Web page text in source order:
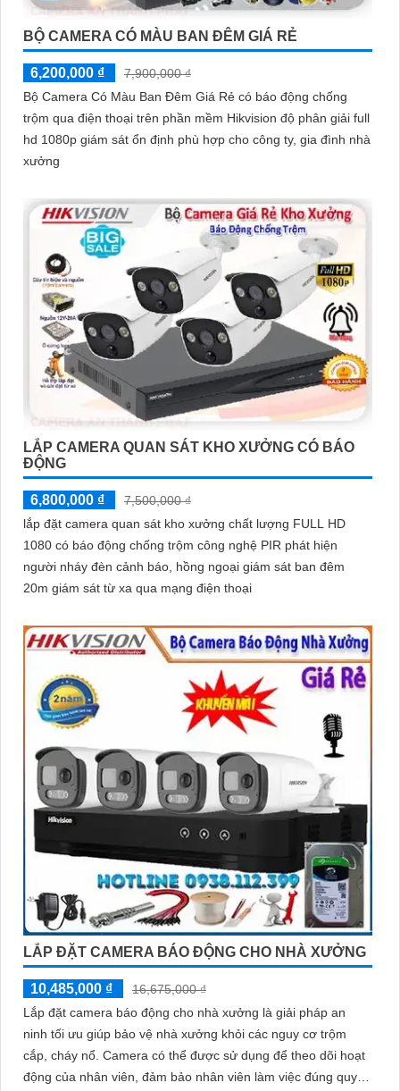
BỘ CAMERA CÓ MÀU BAN ĐÊM GIÁ RẺ
6,200,000 ₫
7,900,000 ₫
Bộ Camera Có Màu Ban Đêm Giá Rẻ có báo động chống
trộm qua điện thoại trên phần mềm Hikvision độ phân giải full
hd 1080p giám sát ổn định phù hợp cho công ty, gia đình nhà
xưởng
LẮP CAMERA QUAN SÁT KHO XƯỞNG CÓ BÁO
ĐỘNG
6,800,000 ₫
7,500,000 ₫
lắp đặt camera quan sát kho xưởng chất lượng FULL HD
1080 có báo động chống trộm công nghệ PIR phát hiện
người nháy đèn cảnh báo, hồng ngoại giám sát ban đêm
20m giám sát từ xa qua mạng điện thoại
LẮP ĐẶT CAMERA BÁO ĐỘNG CHO NHÀ XƯỞNG
10,485,000 ₫
16,675,000 ₫
Lắp đặt camera báo động cho nhà xưởng là giải pháp an
ninh tối ưu giúp bảo vệ nhà xưởng khỏi các nguy cơ trộm
cắp, cháy nổ. Camera có thể được sử dụng để theo dõi hoạt
động của nhân viên, đảm bảo nhân viên làm việc đúng quy